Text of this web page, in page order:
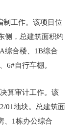
工作。该项目位
侧，总建筑面积约
综合楼、1B综合
6#自行车棚。
算审计工作。该
01地块。总建筑面
、1栋办公综合